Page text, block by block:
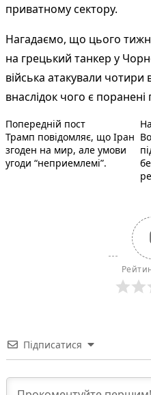
приватному сектору.
Нагадаємо, що цього
на грецький танкер у
війська атакували чотири
внаслідок чого є поранені
Навігація
записів
Попередній постПопередній
Трамп повідомляє, що Іран
згоден на мир, але умови
угоди “неприемлемі”.
Підписатися